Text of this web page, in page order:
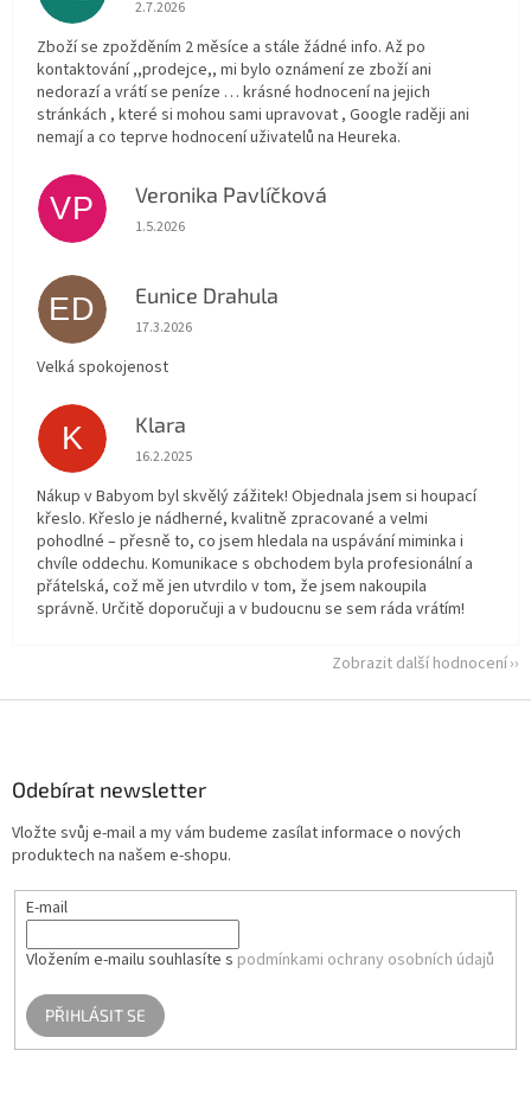
2.7.2026
Zboží se zpožděním 2 měsíce a stále žádné info. Až po
kontaktování ,,prodejce,, mi bylo oznámení ze zboží ani
nedorazí a vrátí se peníze … krásné hodnocení na jejich
stránkách , které si mohou sami upravovat , Google raději ani
nemají a co teprve hodnocení uživatelů na Heureka.
VP Veronika Pavlíčková
Hodnocení obchodu je 5 z 5 hvězdiček.
1.5.2026
ED Eunice Drahula
Hodnocení obchodu je 5 z 5 hvězdiček.
17.3.2026
Velká spokojenost
K Klara
Hodnocení obchodu je 5 z 5 hvězdiček.
16.2.2025
Nákup v Babyom byl skvělý zážitek! Objednala jsem si houpací
křeslo. Křeslo je nádherné, kvalitně zpracované a velmi
pohodlné – přesně to, co jsem hledala na uspávání miminka i
chvíle oddechu. Komunikace s obchodem byla profesionální a
přátelská, což mě jen utvrdilo v tom, že jsem nakoupila
správně. Určitě doporučuji a v budoucnu se sem ráda vrátím!
Zobrazit další hodnocení
Odebírat newsletter
Vložte svůj e-mail a my vám budeme zasílat informace o nových
produktech na našem e-shopu.
E-mail
Vložením e-mailu souhlasíte s podmínkami ochrany osobních údajů
PŘIHLÁSIT SE